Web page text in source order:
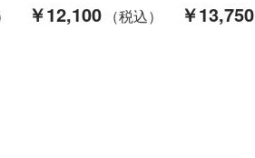
￥12,100 ￥13,750